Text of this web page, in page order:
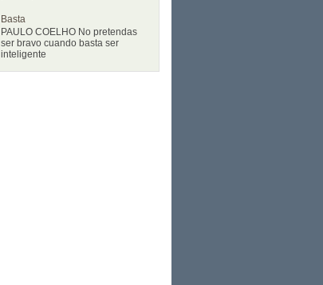
Basta
PAULO COELHO No pretendas
ser bravo cuando basta ser
inteligente